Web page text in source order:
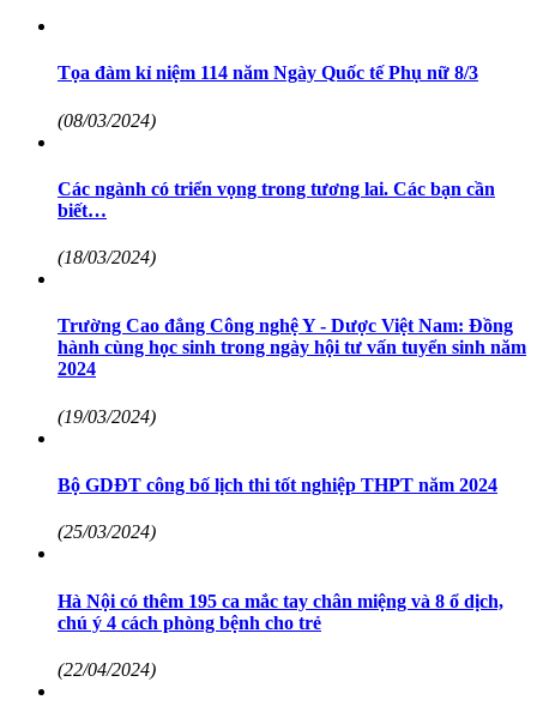
Tọa đàm kỉ niệm 114 năm Ngày Quốc tế Phụ nữ 8/3
(08/03/2024)
Các ngành có triển vọng trong tương lai. Các bạn cần
biết…
(18/03/2024)
Trường Cao đẳng Công nghệ Y - Dược Việt Nam: Đồng
hành cùng học sinh trong ngày hội tư vấn tuyển sinh năm
2024
(19/03/2024)
Bộ GDĐT công bố lịch thi tốt nghiệp THPT năm 2024
(25/03/2024)
Hà Nội có thêm 195 ca mắc tay chân miệng và 8 ổ dịch,
chú ý 4 cách phòng bệnh cho trẻ
(22/04/2024)